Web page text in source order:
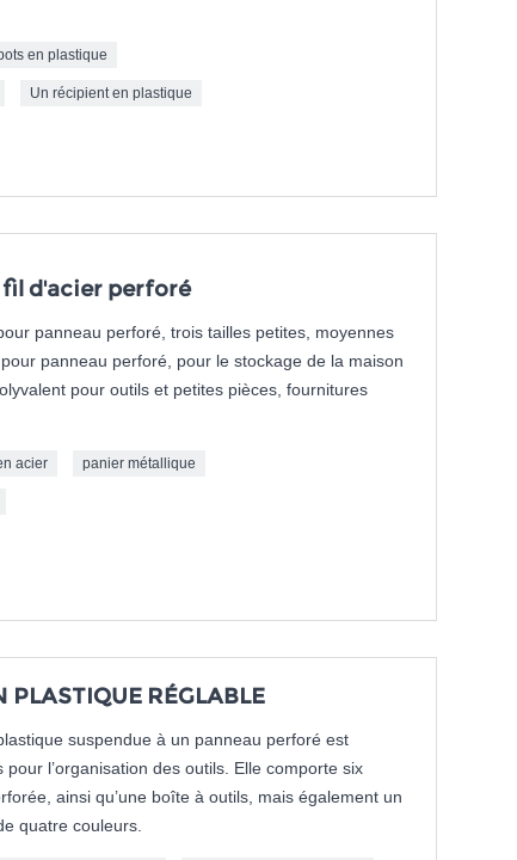
en plastique
Un récipient en plastique
fil d'acier perforé
panneau perforé, trois tailles petites, moyennes
panneau perforé, pour le stockage de la maison
pour outils et petites pièces, fournitures
acier panier métallique
PLASTIQUE RÉGLABLE
suspendue à un panneau perforé est
l’organisation des outils. Elle comporte six
ainsi qu’une boîte à outils, mais également un
quatre couleurs.